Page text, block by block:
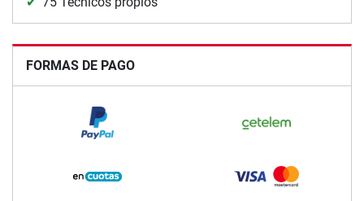
FORMAS DE PAGO